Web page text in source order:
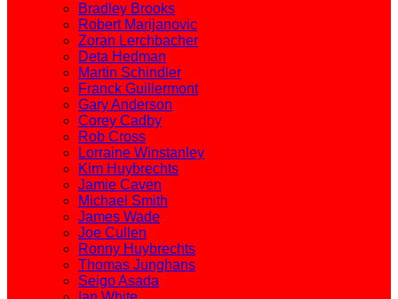
Bradley Brooks
Robert Marijanovic
Zoran Lerchbacher
Deta Hedman
Martin Schindler
Franck Guillermont
Gary Anderson
Corey Cadby
Rob Cross
Lorraine Winstanley
Kim Huybrechts
Jamie Caven
Michael Smith
James Wade
Joe Cullen
Ronny Huybrechts
Thomas Junghans
Seigo Asada